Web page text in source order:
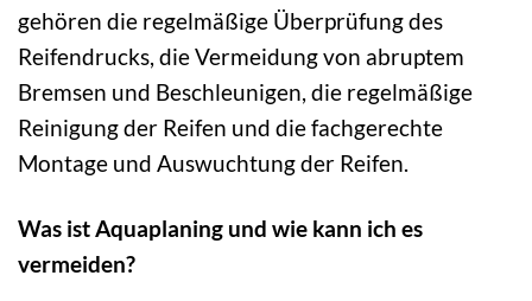
gehören die regelmäßige Überprüfung des
Reifendrucks, die Vermeidung von abruptem
Bremsen und Beschleunigen, die regelmäßige
Reinigung der Reifen und die fachgerechte
Montage und Auswuchtung der Reifen.
Was ist Aquaplaning und wie kann ich es
vermeiden?